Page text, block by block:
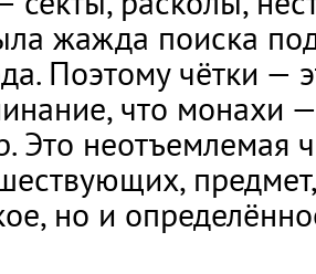
жажда поиска
Поэтому чётки —
что монахи
Это неотъемлемая
но и